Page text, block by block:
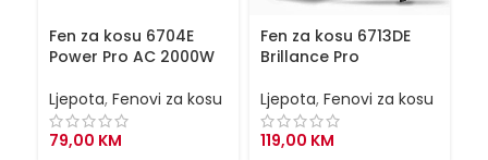
Fen za kosu 6704E
Power Pro AC 2000W
Ljepota, Fenovi za kosu
79,00 KM
Fen za kosu 6713DE
Brillance Pro
Ljepota, Fenovi za kosu
119,00 KM